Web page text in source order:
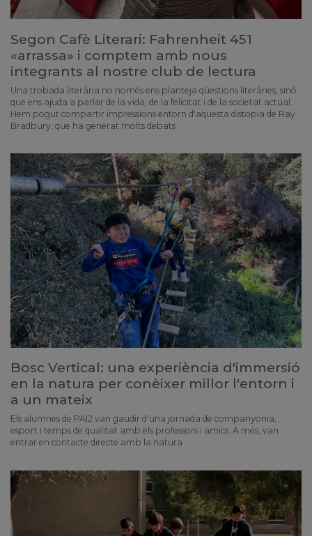
Segon Cafè Literari: Fahrenheit 451
«arrassa» i comptem amb nous
integrants al nostre club de lectura
Una trobada literària no només ens planteja qüestions literàries, sinó
que ens ajuda a parlar de la vida, de la felicitat i de la societat actual.
Hem pogut compartir impressions entorn d'aquesta distopia de Ray
Bradbury, que ha generat molts debats
Bosc Vertical: una experiència d'immersió
en la natura per conèixer millor l'entorn i
a un mateix
Els alumnes de PAI2 van gaudir d'una jornada de companyonia,
esport i temps de qualitat amb els professors i amics. A més, van
entrar en contacte directe amb la natura